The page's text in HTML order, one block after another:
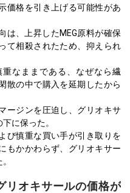
価格を引き上げる可能性があ
は、上昇したMEG原料が確保
て相殺されたため、抑えられ
なままである、なぜなら繊
散の中で購入を延期したから
ージンを圧迫し、グリオキサ
に保った。
び慎重な買い手が引き取りを
もかかわらず、グリオキサー
リオキサールの価格が